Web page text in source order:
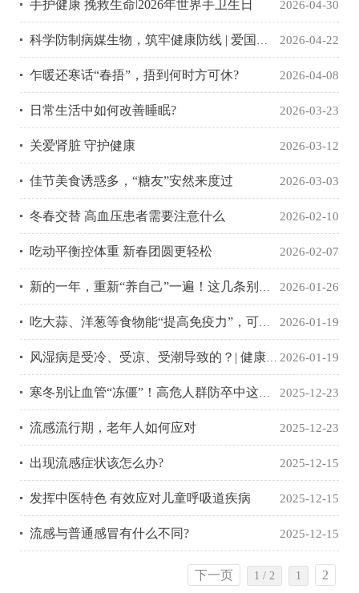
2026-04-30
手护健康 挽救生命ǀ2026年世界手卫生日
2026-04-22
科学防制病媒生物，筑牢健康防线 | 爱国卫生月
2026-04-08
乍暖还寒话“春捂”，捂到何时方可休?
2026-03-23
日常生活中如何改善睡眠?
2026-03-12
关爱肾脏 守护健康
2026-03-03
佳节美食诱惑多，“糖友”安然来度过
2026-02-10
冬春交替 高血压患者需要注意什么
2026-02-07
吃动平衡控体重 新春团圆更轻松
2026-01-26
新的一年，重新“养自己”一遍！这几条别忽略~
2026-01-19
吃大蒜、洋葱等食物能“提高免疫力”，可以治疗风湿病？ | 健康辟谣集结号
2026-01-19
风湿病是受冷、受凉、受潮导致的？| 健康辟谣集结号
2025-12-23
寒冬别让血管“冻僵”！高危人群防卒中这样做→
2025-12-23
流感流行期，老年人如何应对
2025-12-15
出现流感症状该怎么办?
2025-12-15
发挥中医特色 有效应对儿童呼吸道疾病
2025-12-15
流感与普通感冒有什么不同?
下一页 1 / 2 1 2